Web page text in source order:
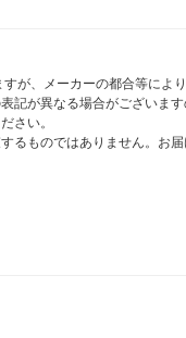
が、メーカーの都合等に
記が異なる場合がございま
さい。
ものではありません。お